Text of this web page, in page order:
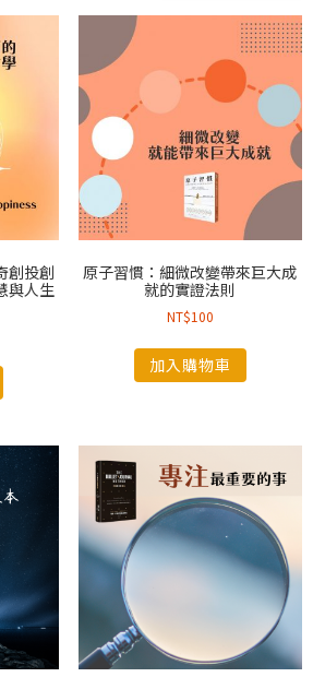
創投創
與人生
原子習慣：細微改變帶來巨大成
就的實證法則
NT$100
加入購物車